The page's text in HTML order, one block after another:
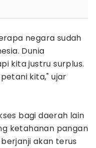
negara sudah
Dunia
kita justru surplus.
kita," ujar
bagi daerah lain
ketahanan pangan
akan terus